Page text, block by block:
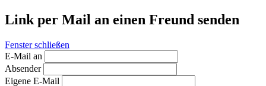
Link per Mail an einen Freund senden
Fenster schließen
E-Mail an
Absender
Eigene E-Mail